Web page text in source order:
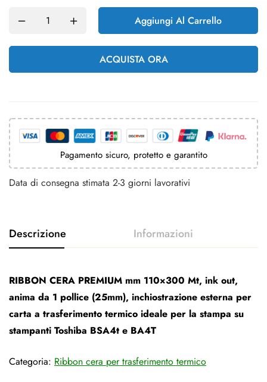
Aggiungi Al Carrello
ACQUISTA ORA
Pagamento sicuro, protetto e garantito
Data di consegna stimata 2-3 giorni lavorativi
RIBBON CERA PREMIUM mm 110×300 Mt, ink out,
anima da 1 pollice (25mm), inchiostrazione esterna per
carta a trasferimento termico ideale per la stampa su
stampanti Toshiba BSA4t e BA4T
Categoria: Ribbon cera per trasferimento termico